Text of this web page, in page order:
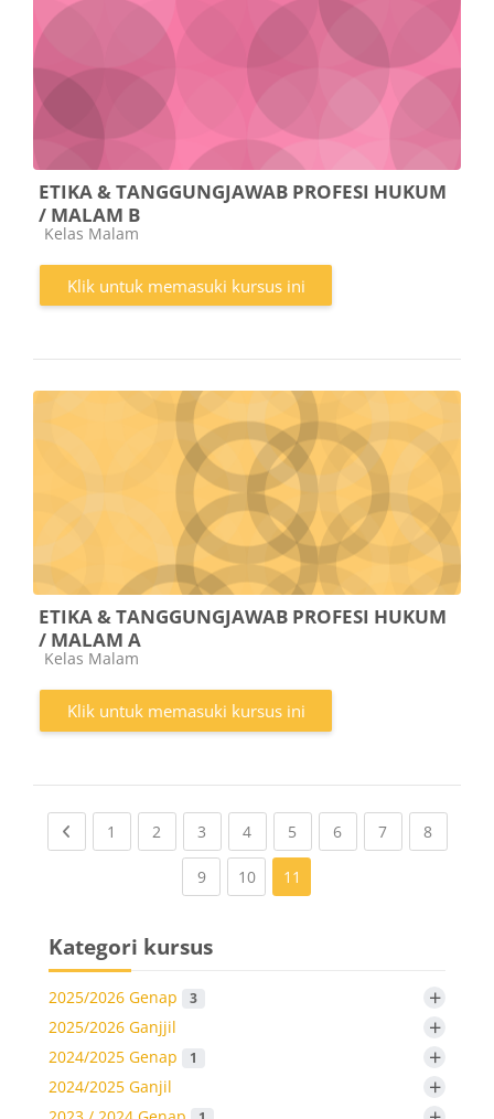
ETIKA & TANGGUNGJAWAB PROFESI HUKUM
/ MALAM B
Kategori kursus
Kelas Malam
Klik untuk memasuki kursus ini
ETIKA & TANGGUNGJAWAB PROFESI HUKUM
/ MALAM A
Kategori kursus
Kelas Malam
Klik untuk memasuki kursus ini
Previous page
1 (current)
2 (current)
3 (current)
4(current)
5 (current)
6(current)
7(current)
8(current)
9(current)
10(current)
11
Kategori kursus
2025/2026 Genap 3 +
2025/2026 Ganjjil +
2024/2025 Genap 1 +
2024/2025 Ganjil +